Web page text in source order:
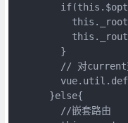
        }
// 对current
      }else{
        //嵌套路由